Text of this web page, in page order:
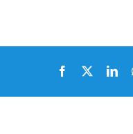
Facebook
X